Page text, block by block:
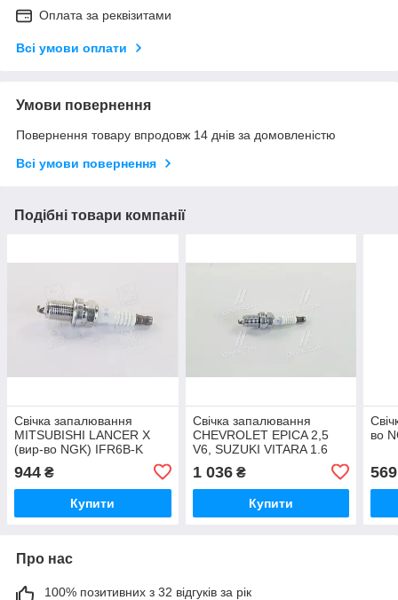
Оплата за реквізитами
Всі умови оплати
Умови повернення
Повернення товару впродовж 14 днів за домовленістю
Всі умови повернення
Подібні товари компанії
Свічка запалювання
MITSUBISHI LANCER X
(вир-во NGK) IFR6B-K
944 ₴
Купити
Свічка запалювання
CHEVROLET EPICA 2,5
V6, SUZUKI VITARA 1.6
-05 (вир-во NGK) IFR6E11
UA51
1 036₴
Купити
во
569
Про нас
100% позитивних з 32 відгуків за рік